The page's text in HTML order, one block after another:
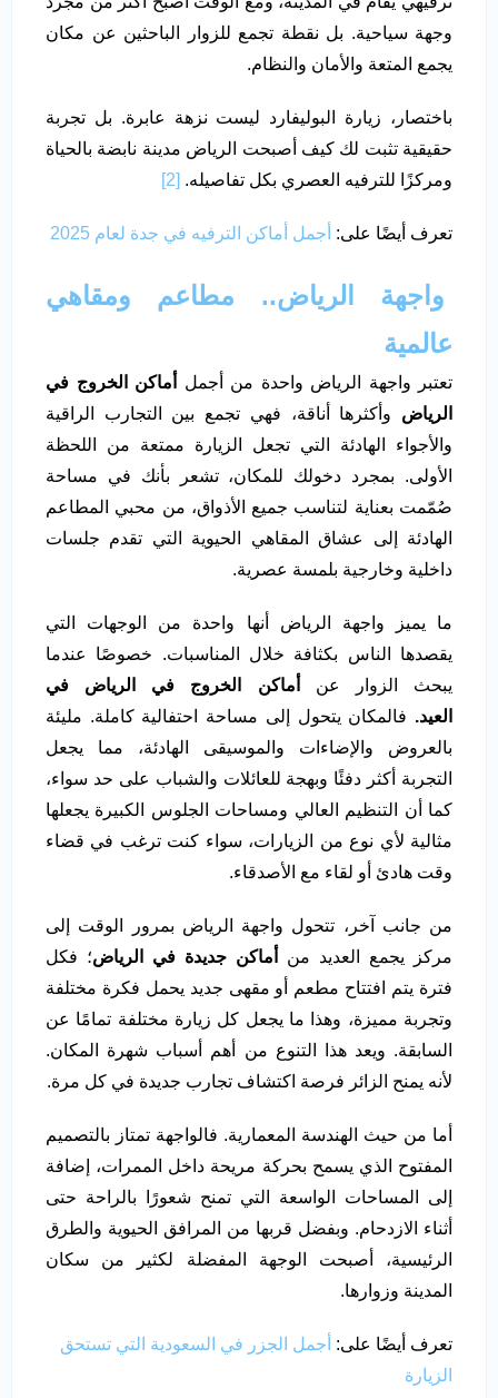
وجهة سياحية. بل نقطة تجمع للزوار الباحثين عن مكان
يجمع المتعة والأمان والنظام.
باختصار، زيارة البوليفارد ليست نزهة عابرة. بل تجربة
حقيقية تثبت لك كيف أصبحت الرياض مدينة نابضة بالحياة
ومركزًا للترفيه العصري بكل تفاصيله. [2]
تعرف أيضًا على: أجمل أماكن الترفيه في جدة لعام 2025
واجهة الرياض.. مطاعم ومقاهي
عالمية
تعتبر واجهة الرياض واحدة من أجمل
أماكن الخروج في
الرياض وأكثرها أناقة، فهي تجمع بين التجارب الراقية
والأجواء الهادئة التي تجعل الزيارة ممتعة من اللحظة
الأولى. بمجرد دخولك للمكان، تشعر بأنك في مساحة
صُمّمت بعناية لتناسب جميع الأذواق، من محبي المطاعم
الهادئة إلى عشاق المقاهي الحيوية التي تقدم جلسات
داخلية وخارجية بلمسة عصرية.
ما يميز واجهة الرياض أنها واحدة من الوجهات التي
يقصدها الناس بكثافة خلال المناسبات. خصوصًا عندما
يبحث الزوار عن
أماكن الخروج في الرياض في
العيد. فالمكان يتحول إلى مساحة احتفالية كاملة. مليئة
بالعروض والإضاءات والموسيقى الهادئة، مما يجعل
التجربة أكثر دفئًا وبهجة للعائلات والشباب على حد سواء،
كما أن التنظيم العالي ومساحات الجلوس الكبيرة يجعلها
مثالية لأي نوع من الزيارات، سواء كنت ترغب في قضاء
وقت هادئ أو لقاء مع الأصدقاء.
من جانب آخر، تتحول واجهة الرياض بمرور الوقت إلى
مركز يجمع العديد من
أماكن جديدة في الرياض؛ فكل
فترة يتم افتتاح مطعم أو مقهى جديد يحمل فكرة مختلفة
وتجربة مميزة، وهذا ما يجعل كل زيارة مختلفة تمامًا عن
السابقة. ويعد هذا التنوع من أهم أسباب شهرة المكان.
لأنه يمنح الزائر فرصة اكتشاف تجارب جديدة في كل مرة.
أما من حيث الهندسة المعمارية. فالواجهة تمتاز بالتصميم
المفتوح الذي يسمح بحركة مريحة داخل الممرات، إضافة
إلى المساحات الواسعة التي تمنح شعورًا بالراحة حتى
أثناء الازدحام. وبفضل قربها من المرافق الحيوية والطرق
الرئيسية، أصبحت الوجهة المفضلة لكثير من سكان
المدينة وزوارها.
تعرف أيضًا على: أجمل الجزر في السعودية التي تستحق
الزيارة